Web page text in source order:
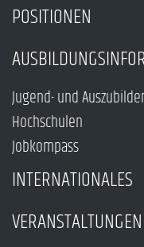
POSITIONEN
Jugend- und
Hochschulen
Jobkompass
INTERNATIONALES